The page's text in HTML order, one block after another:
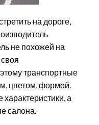
на дороге,
не похожей на
транспортные
цветом, формой.
а
салона.